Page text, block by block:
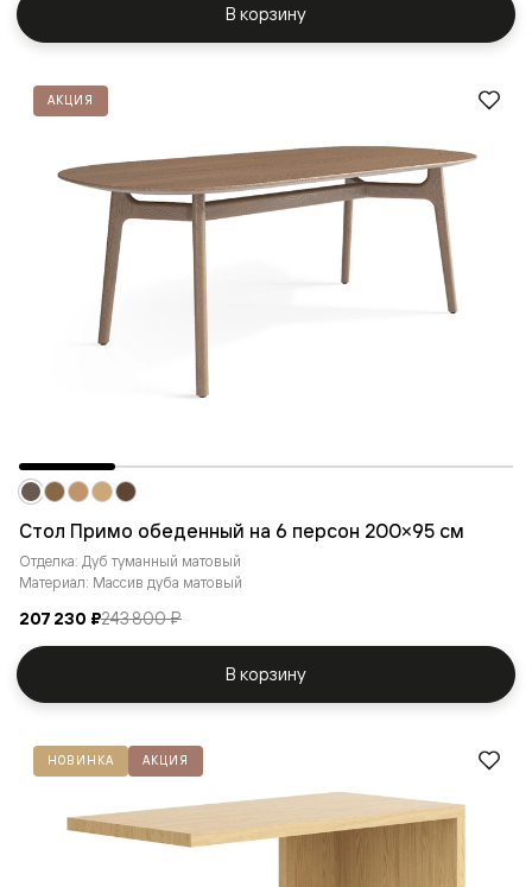
В корзину
АКЦИЯ
Стол Примо обеденный на 6 персон 200×95 см
Отделка: Дуб туманный матовый
Материал: Массив дуба матовый
207 230 ₽243 800 ₽
В корзину
НОВИНКА АКЦИЯ